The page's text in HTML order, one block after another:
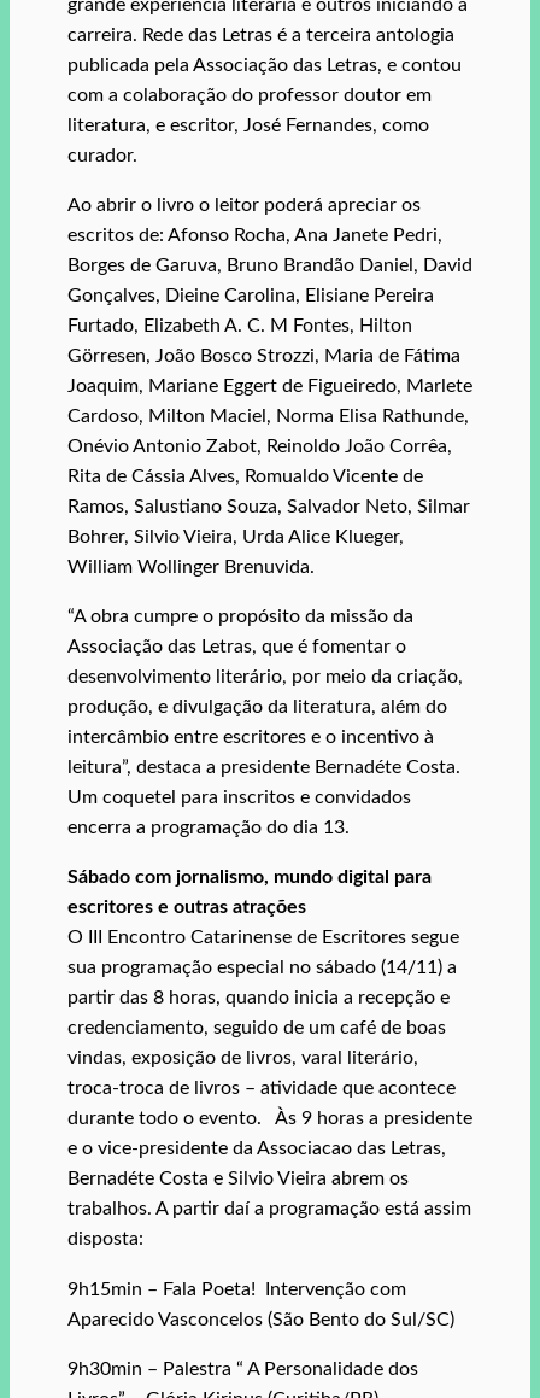
grande experiência literária e outros iniciando a
carreira. Rede das Letras é a terceira antologia
publicada pela Associação das Letras, e contou
com a colaboração do professor doutor em
literatura, e escritor, José Fernandes, como
curador.
Ao abrir o livro o leitor poderá apreciar os
escritos de: Afonso Rocha, Ana Janete Pedri,
Borges de Garuva, Bruno Brandão Daniel, David
Gonçalves, Dieine Carolina, Elisiane Pereira
Furtado, Elizabeth A. C. M Fontes, Hilton
Görresen, João Bosco Strozzi, Maria de Fátima
Joaquim, Mariane Eggert de Figueiredo, Marlete
Cardoso, Milton Maciel, Norma Elisa Rathunde,
Onévio Antonio Zabot, Reinoldo João Corrêa,
Rita de Cássia Alves, Romualdo Vicente de
Ramos, Salustiano Souza, Salvador Neto, Silmar
Bohrer, Silvio Vieira, Urda Alice Klueger,
William Wollinger Brenuvida.
“A obra cumpre o propósito da missão da
Associação das Letras, que é fomentar o
desenvolvimento literário, por meio da criação,
produção, e divulgação da literatura, além do
intercâmbio entre escritores e o incentivo à
leitura”, destaca a presidente Bernadéte Costa.
Um coquetel para inscritos e convidados
encerra a programação do dia 13.
Sábado com jornalismo, mundo digital para
escritores e outras atrações
O III Encontro Catarinense de Escritores segue
sua programação especial no sábado (14/11) a
partir das 8 horas, quando inicia a recepção e
credenciamento, seguido de um café de boas
vindas, exposição de livros, varal literário,
troca-troca de livros – atividade que acontece
durante todo o evento. Às 9 horas a presidente
e o vice-presidente da Associacao das Letras,
Bernadéte Costa e Silvio Vieira abrem os
trabalhos. A partir daí a programação está assim
disposta:
9h15min – Fala Poeta! Intervenção com
Aparecido Vasconcelos (São Bento do Sul/SC)
9h30min – Palestra “ A Personalidade dos